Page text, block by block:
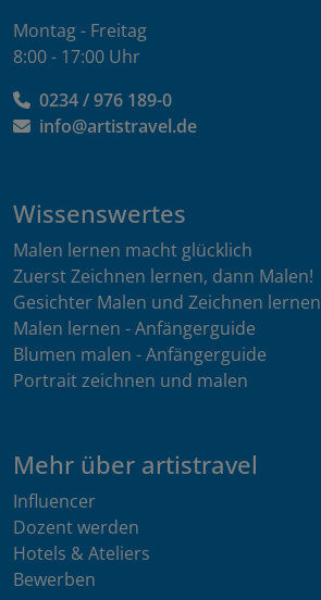
Montag - Freitag
8:00 - 17:00 Uhr
0234 / 976 189-0
info@artistravel.de
Wissenswertes
Malen lernen macht glücklich
Zuerst Zeichnen lernen, dann Malen!
Gesichter Malen und Zeichnen lernen
Malen lernen - Anfängerguide
Blumen malen - Anfängerguide
Portrait zeichnen und malen
Mehr über artistravel
Influencer
Dozent werden
Hotels & Ateliers
Bewerben